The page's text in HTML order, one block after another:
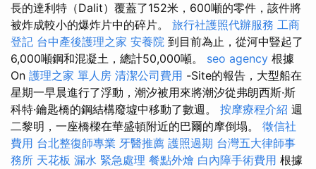
長的達利特（Dalit）覆蓋了152米，600噸的零件，該件將
被炸成較小的爆炸片中的碎片。 旅行社護照代辦服務 工商
登記 台中產後護理之家 安養院 到目前為止，從河中豎起了
6,000噸鋼和混凝土，總計50,000噸。 seo agency 根據
On 護理之家 單人房 清潔公司費用 -Site的報告，大型船在
星期一早晨進行了浮動，潮汐被用來將潮汐從弗朗西斯·斯
科特·鑰匙橋的鋼結構廢墟中移動了數週。 按摩療程介紹 週
二黎明，一座橋樑在華盛頓附近的巴爾的摩倒塌。 徵信社
費用 台北整復師專業 牙醫推薦 護照過期 台灣五大律師事
務所 天花板 漏水 緊急處理 餐點外燴 白內障手術費用 根據